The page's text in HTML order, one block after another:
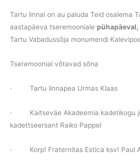
Tartu linnal on au paluda Teid osalema
aastapäeva tseremooniale pühapäeval,
Tartu Vabadussõja monumendi
Tseremoonial võtavad sõna
· Tartu linnapea Urmas Klaas
· Kaitseväe Akadeemia kadetikogu
kadettseersant Raiko Pappel
· Korp! Fraternitas Estica ksv! Paul